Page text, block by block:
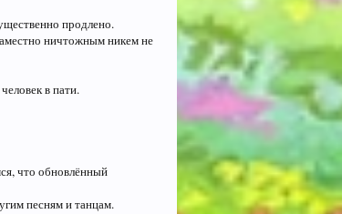
продлено.
ничтожным никем не
в пати.
что обновлённый
песням и танцам.